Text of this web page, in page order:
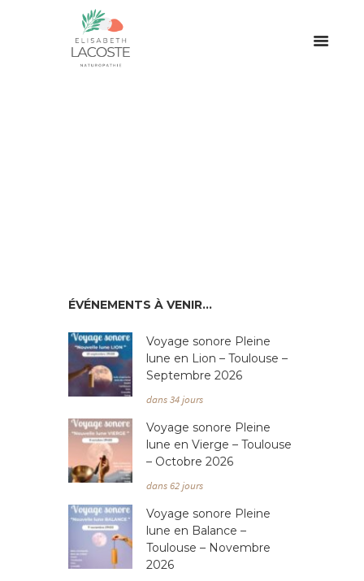
ÉVÉNEMENTS À VENIR…
Voyage sonore Pleine
lune en Lion – Toulouse –
Septembre 2026
dans 34 jours
Voyage sonore Pleine
lune en Vierge – Toulouse
– Octobre 2026
dans 62 jours
Voyage sonore Pleine
lune en Balance –
Toulouse – Novembre
2026